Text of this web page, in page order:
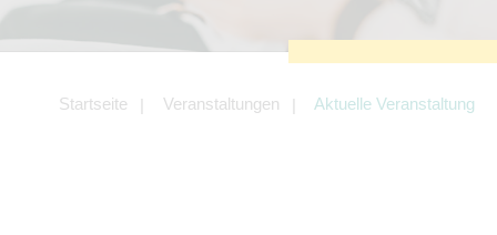
Startseite Veranstaltungen Aktuelle Veranstaltung
Angebotes einschließlich der
Angeboten von z.B. Facebook und
LinkedIn.